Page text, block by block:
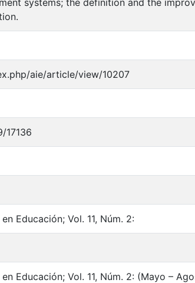
aie/article/view/10207
17136
Educación; Vol. 11, Núm. 2:
Educación; Vol. 11, Núm. 2: (Mayo –